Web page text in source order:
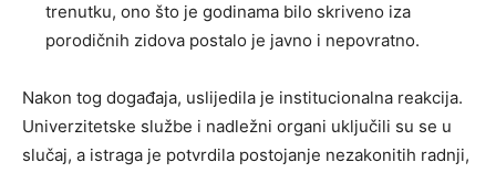
trenutku, ono što je godinama bilo skriveno iza
porodičnih zidova postalo je javno i nepovratno.
Nakon tog događaja, uslijedila je institucionalna reakcija.
Univerzitetske službe i nadležni organi uključili su se u
slučaj, a istraga je potvrdila postojanje nezakonitih radnji,